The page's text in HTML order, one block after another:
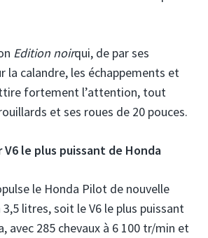
Edition noirqui, de par ses
la calandre, les échappements et
fortement l’attention, tout
et ses roues de 20 pouces.
V6 le plus puissant de Honda
le Honda Pilot de nouvelle
litres, soit le V6 le plus puissant
avec 285 chevaux à 6 100 tr/min et